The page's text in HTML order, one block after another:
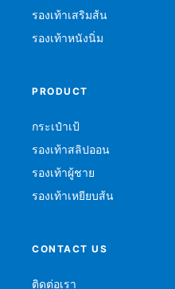
รองเท้าเสริมส้น
รองเท้าหนังนิ่ม
PRODUCT
กระเป๋าเป้
รองเท้าสลิปออน
รองเท้าผู้ชาย
รองเท้าเหยียบส้น
CONTACT US
ติดต่อเรา